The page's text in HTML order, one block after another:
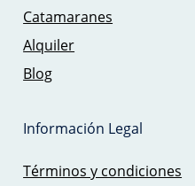
Catamaranes
Alquiler
Blog
Información Legal
Términos y condiciones